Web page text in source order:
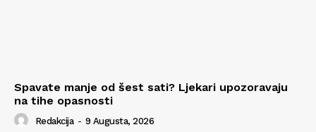
Spavate manje od šest sati? Ljekari upozoravaju
na tihe opasnosti
Redakcija - 9 Augusta, 2026